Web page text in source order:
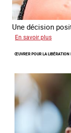
Une décision
En savoir plus
les
de
séjour
pour
ŒUVRER POUR LA LIBÉRATION